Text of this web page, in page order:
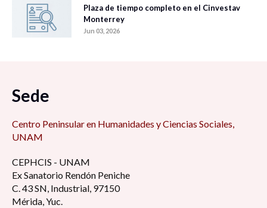
Plaza de tiempo completo en el Cinvestav
Monterrey
Jun 03, 2026
Sede
Centro Peninsular en Humanidades y Ciencias Sociales,
UNAM
CEPHCIS - UNAM
Ex Sanatorio Rendón Peniche
C. 43 SN, Industrial, 97150
Mérida, Yuc.